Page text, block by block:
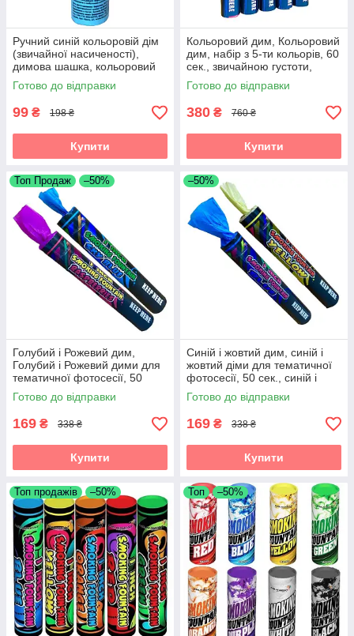
Ручний синій кольоровій дім
(звичайної насиченості),
димова шашка, кольоровий
синій дим, кольоровий дим
Готово до відправки
99 ₴ 198 ₴
Купити
Кольоровий дим, Кольоровий
дим, набір з 5-ти кольорів, 60
сек., звичайною густоти,
Димові шашки
Готово до відправки
380 ₴ 760 ₴
Купити
Топ Продаж –50%
Голубий і Рожевий дим,
Голубий і Рожевий дими для
тематичної фотосесії, 50
сек., Голубий і Рожевий дим
Готово до відправки
169 ₴ 338 ₴
Купити
–50%
Синій і жовтий дим, синій і
жовтий діми для тематичної
фотосесії, 50 сек., синій і
жовтий дім
Готово до відправки
169 ₴ 338 ₴
Купити
Топ продажів –50% Топ –50%